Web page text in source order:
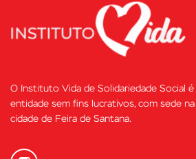
O Instituto Vida de Solidariedade Social é
entidade sem fins lucrativos, com sede na
cidade de Feira de Santana.